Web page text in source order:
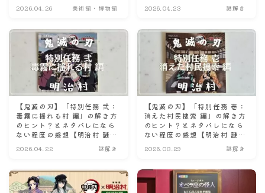
2026.04.26 美術館・博物館 2026.04.23 謎解き
【鬼滅の刃】「特別任務 弐：
毒霧に揺れる村 編」の解き方
のヒント？とネタバレになら
ない程度の感想【明治村 謎解
2026.04.22 謎解き
【鬼滅の刃】「特別任務 壱：
消えた村民捜索 編」の解き方
のヒント？とネタバレになら
ない程度の感想【明治村 謎解
2026.03.29 謎解き